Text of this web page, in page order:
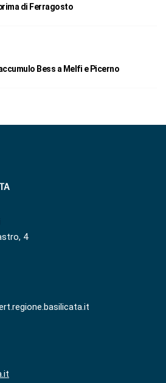
di Ferragosto
Bess a Melfi e Picerno
4